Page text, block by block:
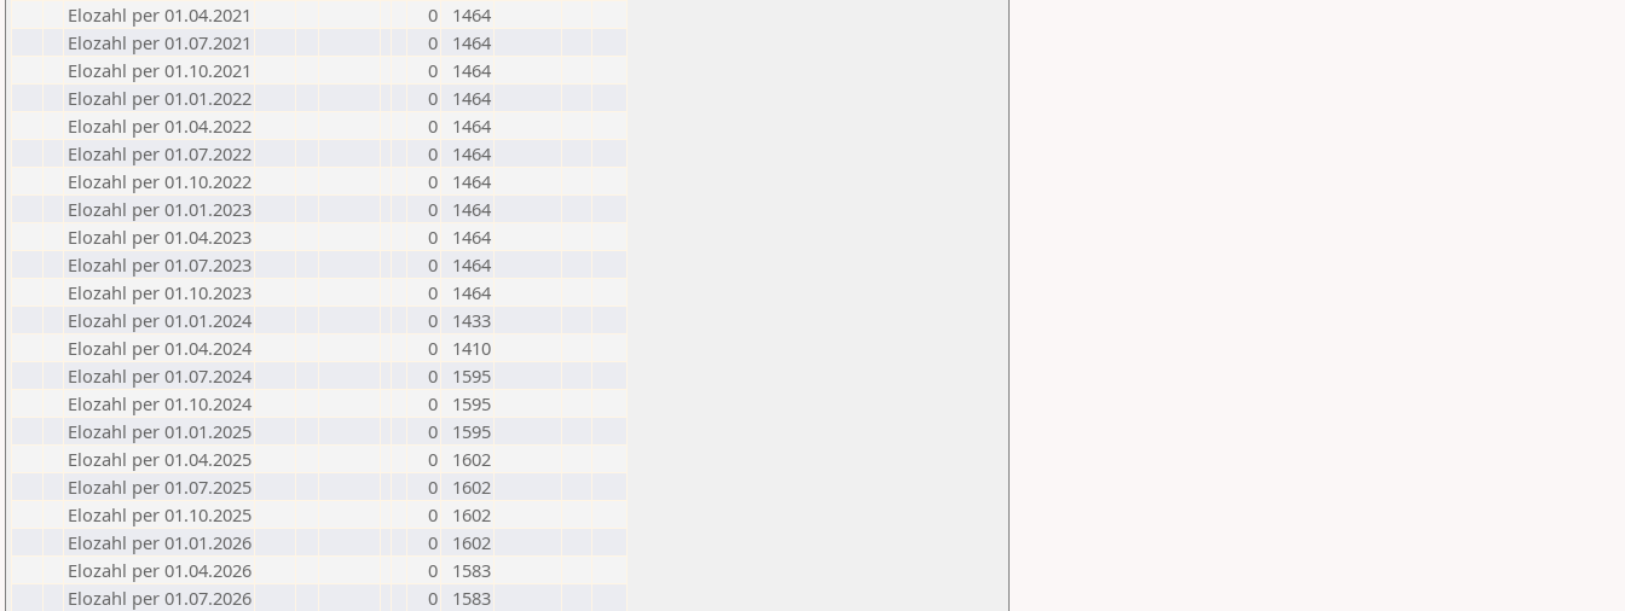
Elozahl per 01.04.2021
0
1464
Elozahl per 01.07.2021
0
1464
Elozahl per 01.10.2021
0
1464
Elozahl per 01.01.2022
0
1464
Elozahl per 01.04.2022
0
1464
Elozahl per 01.07.2022
0
1464
Elozahl per 01.10.2022
0
1464
Elozahl per 01.01.2023
0
1464
Elozahl per 01.04.2023
0
1464
Elozahl per 01.07.2023
0
1464
Elozahl per 01.10.2023
0
1464
Elozahl per 01.01.2024
0
1433
Elozahl per 01.04.2024
0
1410
Elozahl per 01.07.2024
0
1595
Elozahl per 01.10.2024
0
1595
Elozahl per 01.01.2025
0
1595
Elozahl per 01.04.2025
0
1602
Elozahl per 01.07.2025
0
1602
Elozahl per 01.10.2025
0
1602
Elozahl per 01.01.2026
0
1602
Elozahl per 01.04.2026
0
1583
Elozahl per 01.07.2026
0 1583